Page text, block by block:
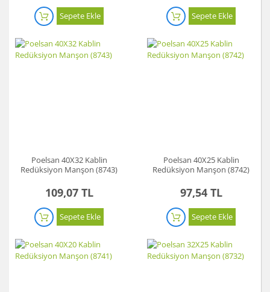
Sepete Ekle Sepete Ekle
Poelsan 40X32 Kablin
Redüksiyon Manşon (8743)
109,07 TL
Sepete Ekle
Poelsan 40X25 Kablin
Redüksiyon Manşon (8742)
97,54 TL
Sepete Ekle